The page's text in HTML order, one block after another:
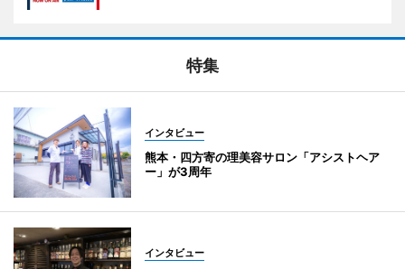
特集
インタビュー
熊本・四方寄の理美容サロン「アシストヘア
ー」が3周年
インタビュー